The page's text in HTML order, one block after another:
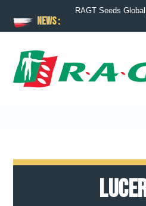
News :
RAGT Seeds Global